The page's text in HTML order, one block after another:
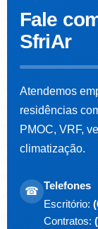
Fale
SfriAr
Atendemos
residências
PMOC, VRF,
climatização.
☎ Telefones
Escritório:
Contratos: